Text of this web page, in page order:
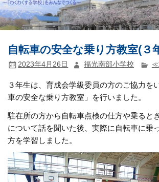
自転車の安全な乗り方教室(３
2023年4月26日 福光南部小学校 ≪
３年生は、育成会学級委員の方のご協力を
車の安全な乗り方教室」を行いました。
駐在所の方から自転車点検の仕方や乗ると
について話を聞いた後、実際に自転車に乗
方を学習しました。